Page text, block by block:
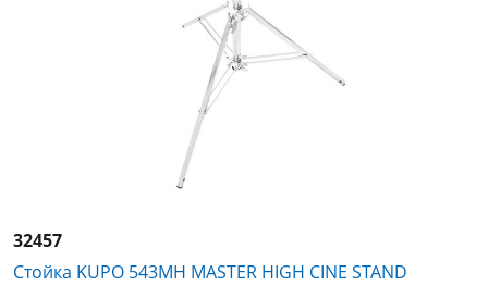
32457
Стойка KUPO 543MH MASTER HIGH CINE STAND